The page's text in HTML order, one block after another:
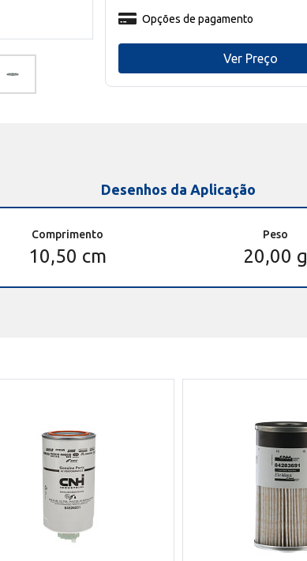
Opções de pagamento
Ver Preço
Desenhos da Aplicação
Comprimento
10,50 cm
Peso
20,00 g